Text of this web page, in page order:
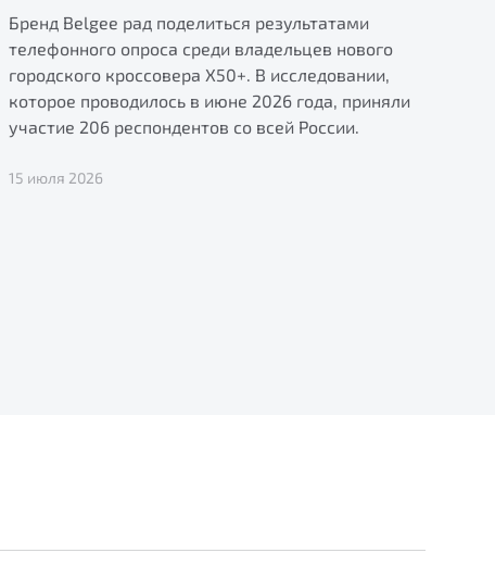
Бренд Belgee рад поделиться результатами
телефонного опроса среди владельцев нового
городского кроссовера X50+. В исследовании,
которое проводилось в июне 2026 года, приняли
участие 206 респондентов со всей России.
15 июля 2026